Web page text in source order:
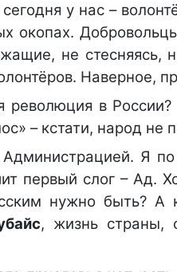
у нас –
окопах.
не стесняясь,
Наверное,
революция в
– кстати, народ не
Администрацией. Я
первый слог – Ад.
нужно быть? А
, жизнь страны,